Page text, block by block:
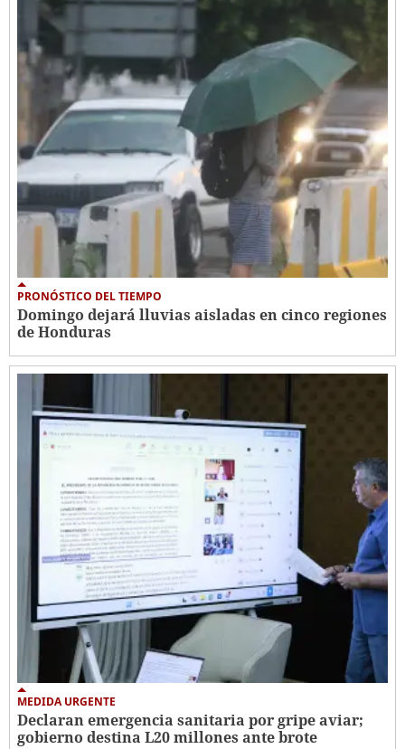
PRONÓSTICO DEL TIEMPO
Domingo dejará lluvias aisladas en cinco regiones
de Honduras
MEDIDA URGENTE
Declaran emergencia sanitaria por gripe aviar;
gobierno destina L20 millones ante brote